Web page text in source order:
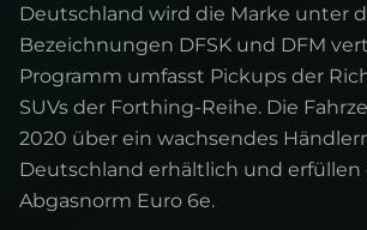
Deutschland wird die Marke unter
Bezeichnungen DFSK und DFM
Programm umfasst Pickups der
SUVs der Forthing-Reihe. Die
2020 über ein wachsendes
Deutschland erhältlich und erfüllen
Abgasnorm Euro 6e.